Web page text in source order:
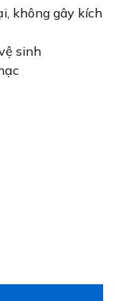
không gây kích
sinh